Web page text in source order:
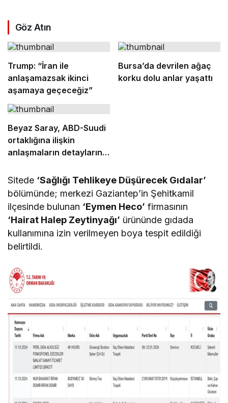
Göz Atın
Trump: “İran ile
anlaşamazsak ikinci
aşamaya geçeceğiz”
Bursa’da devrilen ağaç
korku dolu anlar yaşattı
Beyaz Saray, ABD-Suudi
ortaklığına ilişkin
anlaşmaların detaylarını
Sitede ‘Sağlığı Tehlikeye Düşürecek Gıdalar’
bölümünde; merkezi Gaziantep’in Şehitkamil
ilçesinde bulunan ‘Eymen Heco’ firmasının
‘Hairat Halep Zeytinyağı’ ürününde gıdada
kullanımına izin verilmeyen boya tespit edildiği
belirtildi.